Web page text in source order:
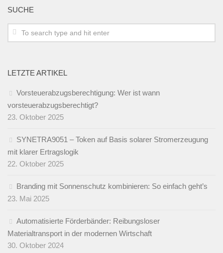
SUCHE
LETZTE ARTIKEL
Vorsteuerabzugsberechtigung: Wer ist wann
vorsteuerabzugsberechtigt?
23. Oktober 2025
SYNETRA9051 – Token auf Basis solarer Stromerzeugung
mit klarer Ertragslogik
22. Oktober 2025
Branding mit Sonnenschutz kombinieren: So einfach geht’s
23. Mai 2025
Automatisierte Förderbänder: Reibungsloser
Materialtransport in der modernen Wirtschaft
30. Oktober 2024